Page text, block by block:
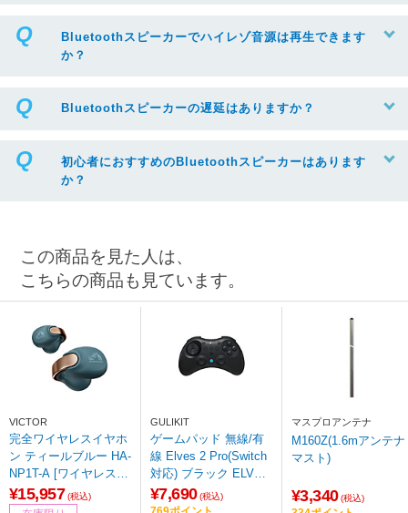
Bluetoothスピーカーでハイレゾ音源は再生できます
か？
Bluetoothスピーカーの遅延はありますか？
初心者におすすめのBluetoothスピーカーはあります
か？
この商品を見た人は、
こちらの商品も見ています。
VICTOR
完全ワイヤレスイヤホ
ン ティールブルー HA-
NP1T-A [ワイヤレス
(左右分離) /オープンイ
ヤー型 /Bluetooth対応]
¥15,957 (税込)
GULIKIT
ゲームパッド 無線/有
線 Elves 2 Pro(Switch
対応) ブラック ELVES
2PROBLACK ［Blueto
oth・USB /Windows・
¥7,690 (税込)
マスプロアンテナ
M160Z(1.6mアンテナ
マスト)
¥3,340 (税込)